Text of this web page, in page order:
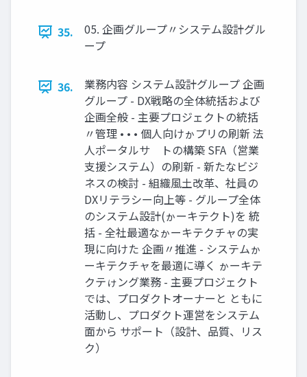
35.
05. 企画グループ〃システム設計グル
ープ
36.
業務内容 システム設計グループ 企画
グループ - DX戦略の全体統括および
企画全般 - 主要プロジェクトの統括
〃管理 • • • 個人向けゕプリの刷新 法
人ポータルサ゗トの構築 SFA（営業
支援システム）の刷新 - 新たなビジ
ネスの検討 - 組織風土改革、社員の
DXリテラシー向上等 - グループ全体
のシステム設計(ゕーキテクト)を 統
括 - 全社最適なゕーキテクチャの実
現に向けた 企画〃推進 - システムゕ
ーキテクチャを最適に導く ゕーキテ
クテゖング業務 - 主要プロジェクト
では、プロダクトオーナーと ともに
活動し、プロダクト運営をシステム
面から サポート（設計、品質、リス
ク）